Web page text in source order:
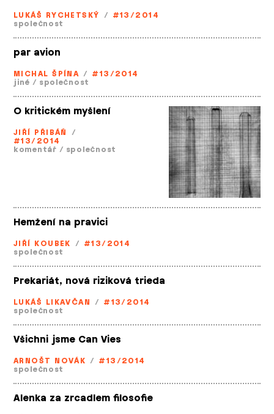
LUKÁŠ RYCHETSKÝ / #13/2014
společnost
par avion
MICHAL ŠPÍNA / #13/2014
jiné / společnost
O kritickém myšlení
JIŘÍ PŘIBÁŇ
/
#13/2014
komentář / společnost
Hemžení na pravici
JIŘÍ KOUBEK / #13/2014
společnost
Prekariát, nová riziková trieda
LUKÁŠ LIKAVČAN / #13/2014
společnost
Všichni jsme Can Vies
ARNOŠT NOVÁK / #13/2014
společnost
Alenka za zrcadlem filosofie